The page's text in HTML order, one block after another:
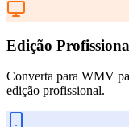
Edição
Converta para WMV
edição profissional.